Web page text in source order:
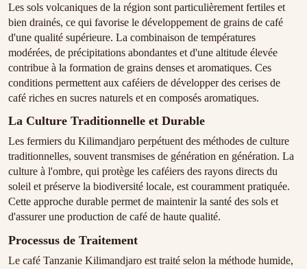
Les sols volcaniques de la région sont particulièrement fertiles et
bien drainés, ce qui favorise le développement de grains de café
d'une qualité supérieure. La combinaison de températures
modérées, de précipitations abondantes et d'une altitude élevée
contribue à la formation de grains denses et aromatiques. Ces
conditions permettent aux caféiers de développer des cerises de
café riches en sucres naturels et en composés aromatiques.
La Culture Traditionnelle et Durable
Les fermiers du Kilimandjaro perpétuent des méthodes de culture
traditionnelles, souvent transmises de génération en génération. La
culture à l'ombre, qui protège les caféiers des rayons directs du
soleil et préserve la biodiversité locale, est couramment pratiquée.
Cette approche durable permet de maintenir la santé des sols et
d'assurer une production de café de haute qualité.
Processus de Traitement
Le café Tanzanie Kilimandjaro est traité selon la méthode humide,